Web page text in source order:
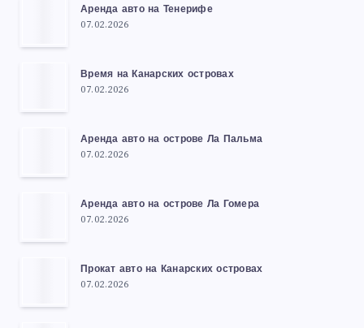
Аренда авто на Тенерифе
07.02.2026
Время на Канарских островах
07.02.2026
Аренда авто на острове Ла Пальма
07.02.2026
Аренда авто на острове Ла Гомера
07.02.2026
Прокат авто на Канарских островах
07.02.2026